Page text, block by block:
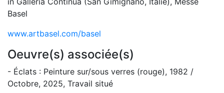
Basel
www.artbasel.com/basel
Oeuvre(s) associée(s)
- Éclats : Peinture sur/sous verres (rouge), 1982 /
Octobre, 2025, Travail situé